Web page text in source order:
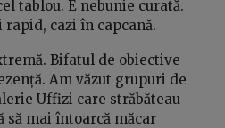
tablou. E nebunie curată.
rapid, cazi în capcană.
Bifatul de obiective
Am văzut grupuri de
Uffizi care străbăteau
să mai întoarcă măcar